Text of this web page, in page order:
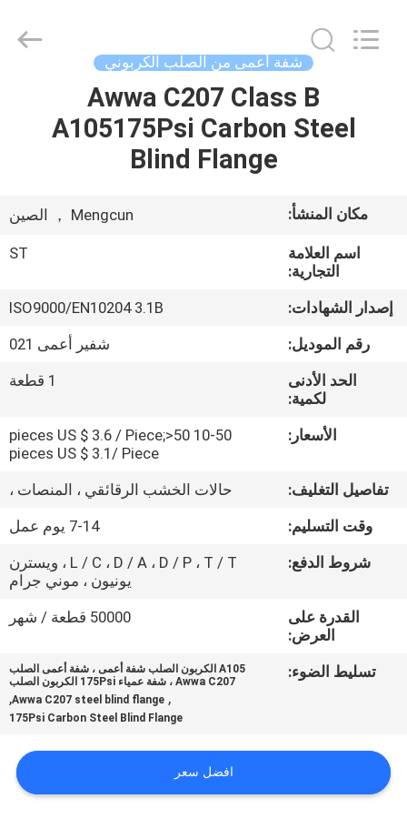
أشرطة
فيديو
عرض
الواقع
الافتراضي
المعمل
ضبط
الجودة
بنا
شفة أعمى من الصلب الكربوني
Awwa C207 Class B
A105175Psi Carbon Steel
Blind Flange
مكان المنشأ: Mengcun ， الصين
اسم العلامة
التجارية:
ST
إصدار الشهادات:
ISO9000/EN10204 3.1B
رقم الموديل:
شفير أعمى 021
الحد الأدنى
لكمية:
1 قطعة
الأسعار:
10-50 pieces US $ 3.6 / Piece;>50
pieces US $ 3.1/ Piece
تفاصيل التغليف:
حالات الخشب الرقائقي ، المنصات ،
وقت التسليم:
7-14 يوم عمل
شروط الدفع:
L / C ، D / A ، D / P ، T / T ، ويسترن
يونيون ، موني جرام
القدرة على
العرض:
50000 قطعة / شهر
تسليط الضوء:
A105 الكربون الصلب شفة أعمى ، شفة أعمى الصلب
Awwa C207 ، شفة عمياء 175Psi الكربون الصلب
,
Awwa C207 steel blind flange
,
175Psi Carbon Steel Blind Flange
افضل سعر